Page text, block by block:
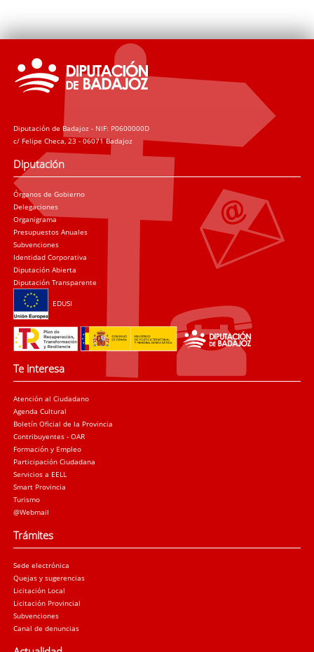
Diputación de Badajoz - NIF: P0600000D
c/ Felipe Checa, 23 - 06071 Badajoz
Diputación
Órganos de Gobierno
Delegaciones
Organigrama
Presupuestos Anuales
Subvenciones
Identidad Corporativa
Diputación Abierta
Diputación Transparente
EDUSI
Te interesa
Atención al Ciudadano
Agenda Cultural
Boletín Oficial de la Provincia
Contribuyentes - OAR
Formación y Empleo
Participación Ciudadana
Servicios a EELL
Smart Provincia
Turismo
@Webmail
Trámites
Sede electrónica
Quejas y sugerencias
Licitación Local
Licitación Provincial
Subvenciones
Canal de denuncias